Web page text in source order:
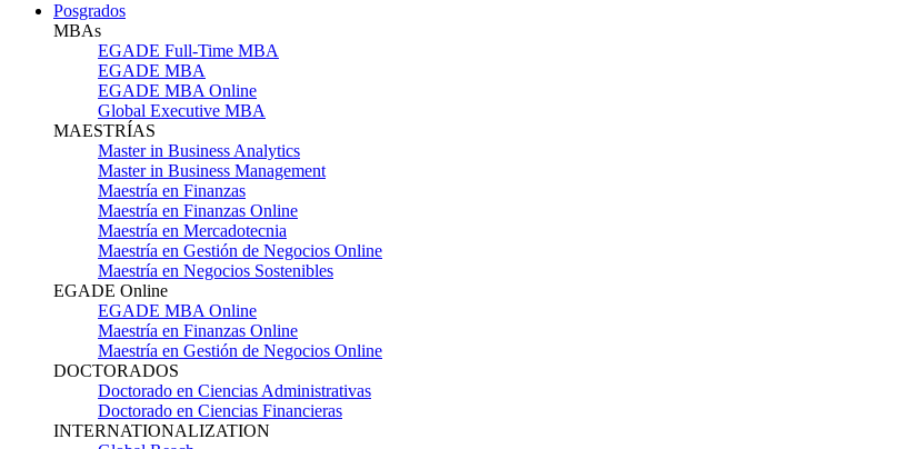
Posgrados
MBAs
EGADE Full-Time MBA
EGADE MBA
EGADE MBA Online
Global Executive MBA
MAESTRÍAS
Master in Business Analytics
Master in Business Management
Maestría en Finanzas
Maestría en Finanzas Online
Maestría en Mercadotecnia
Maestría en Gestión de Negocios Online
Maestría en Negocios Sostenibles
EGADE Online
EGADE MBA Online
Maestría en Finanzas Online
Maestría en Gestión de Negocios Online
DOCTORADOS
Doctorado en Ciencias Administrativas
Doctorado en Ciencias Financieras
INTERNATIONALIZATION